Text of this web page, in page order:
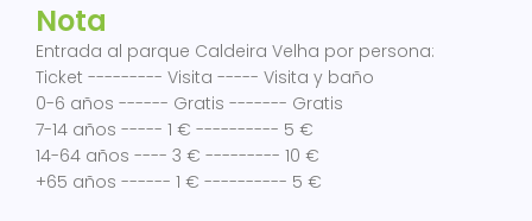
Nota
Entrada al parque Caldeira Velha por persona:
Ticket --------- Visita ----- Visita y baño
0-6 años ------ Gratis ------- Gratis
7-14 años ----- 1 € ---------- 5 €
14-64 años ---- 3 € --------- 10 €
+65 años ------ 1 € ---------- 5 €